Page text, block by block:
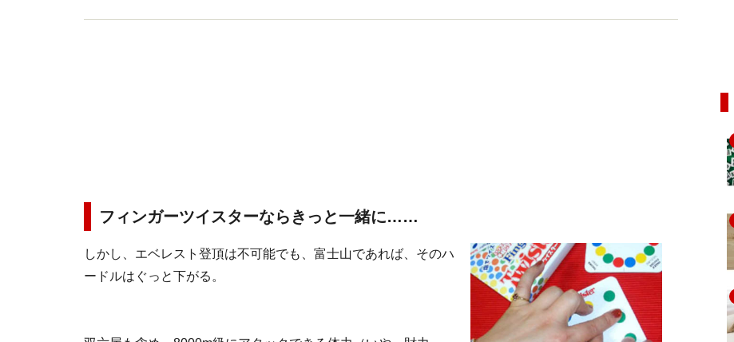
フィンガーツイスターならきっと一緒に……
しかし、エベレスト登頂は不可能でも、富士山であれば、そのハ
ードルはぐっと下がる。